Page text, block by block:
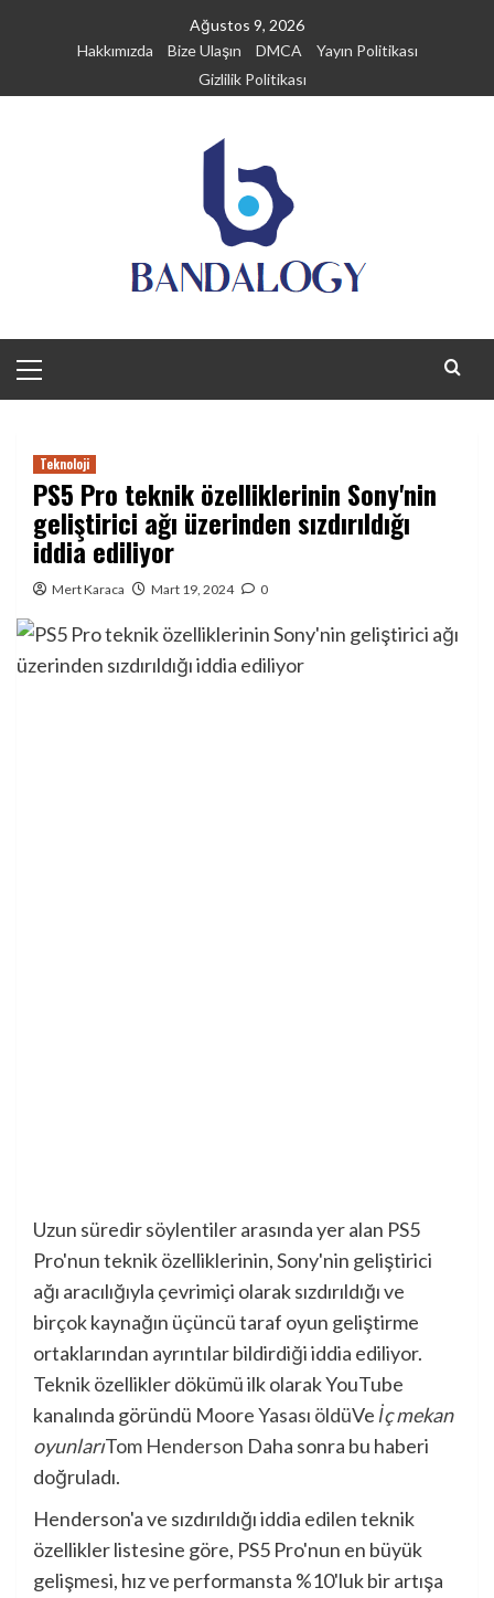
Ağustos 9, 2026
Hakkımızda
Bize Ulaşın DMCA
Yayın Politikası
Gizlilik Politikası
Menu
Teknoloji
PS5 Pro teknik özelliklerinin Sony'nin
geliştirici ağı üzerinden sızdırıldığı
iddia ediliyor
Mert Karaca Mart 19, 2024 0
Uzun süredir söylentiler arasında yer alan PS5
Pro'nun teknik özelliklerinin, Sony'nin geliştirici
ağı aracılığıyla çevrimiçi olarak sızdırıldığı ve
birçok kaynağın üçüncü taraf oyun geliştirme
ortaklarından ayrıntılar bildirdiği iddia ediliyor.
Teknik özellikler dökümü ilk olarak YouTube
kanalında göründü Moore Yasası öldüVe İç mekan
oyunlarıTom Henderson Daha sonra bu haberi
doğruladı.
Henderson'a ve sızdırıldığı iddia edilen teknik
özellikler listesine göre, PS5 Pro'nun en büyük
gelişmesi, hız ve performansta %10'luk bir artışa